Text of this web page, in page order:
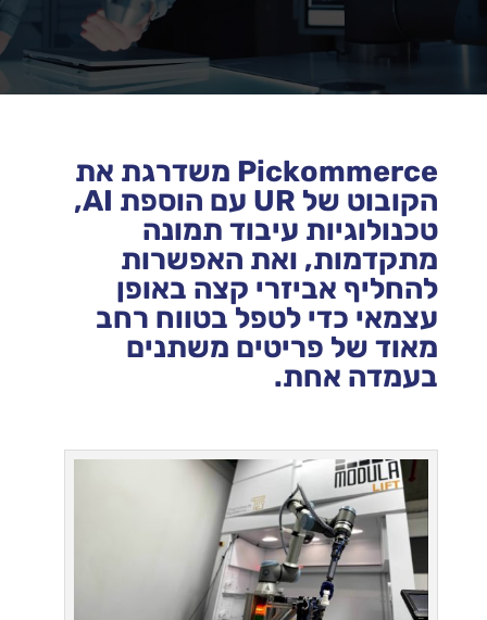
Pickommerce משדרגת את
הקובוט של UR עם הוספת AI,
טכנולוגיות עיבוד תמונה
מתקדמות, ואת האפשרות
להחליף אביזרי קצה באופן
עצמאי כדי לטפל בטווח רחב
מאוד של פריטים משתנים
בעמדה אחת.